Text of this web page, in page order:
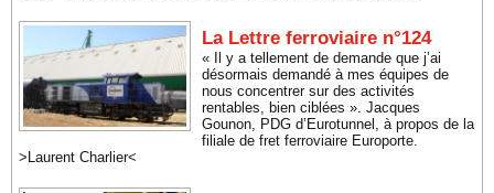
La Lettre ferroviaire n°124
« Il y a tellement de demande que j’ai
désormais demandé à mes équipes de
nous concentrer sur des activités
rentables, bien ciblées ». Jacques
Gounon, PDG d’Eurotunnel, à propos de la
filiale de fret ferroviaire Europorte.
>Laurent Charlier<